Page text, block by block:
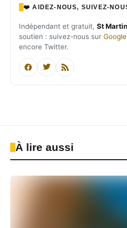
❤️ AIDEZ-NOUS, SUIVEZ-
Indépendant et gratuit, St
soutien : suivez-nous sur
encore Twitter.
À lire aussi